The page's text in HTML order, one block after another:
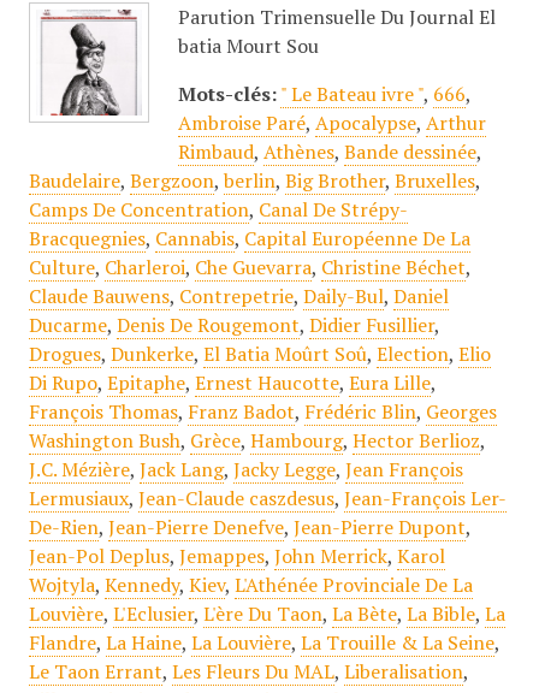
Parution Trimensuelle Du Journal El
batia Mourt Sou
Mots-clés: " Le Bateau ivre ", 666,
Ambroise Paré, Apocalypse, Arthur
Rimbaud, Athènes, Bande dessinée,
Baudelaire, Bergzoon,berlin, Big Brother, Bruxelles,
Camps De Concentration, Canal De Strépy-
Bracquegnies, Cannabis, Capital Européenne De La
Culture, Charleroi, Che Guevarra, Christine Béchet,
Claude Bauwens, Contrepetrie, Daily-Bul, Daniel
Ducarme, Denis De Rougemont, Didier Fusillier,
Drogues, Dunkerke, El Batia Moûrt Soû, Election, Elio
Di Rupo, Epitaphe, Ernest Haucotte, Eura Lille,
François Thomas, Franz Badot, Frédéric Blin, Georges
Washington Bush, Grèce, Hambourg, Hector Berlioz,
J.C. Mézière, Jack Lang, Jacky Legge, Jean François
Lermusiaux, Jean-Claude caszdesus, Jean-François Ler-
De-Rien, Jean-Pierre Denefve, Jean-Pierre Dupont,
Jean-Pol Deplus, Jemappes, John Merrick, Karol
Wojtyla, Kennedy, Kiev, L'Athénée Provinciale De La
Louvière, L'Eclusier, L'ère Du Taon, La Bète, La Bible, La
Flandre, La Haine, La Louvière, La Trouille & La Seine,
Le Taon Errant, Les Fleurs Du MAL, Liberalisation,